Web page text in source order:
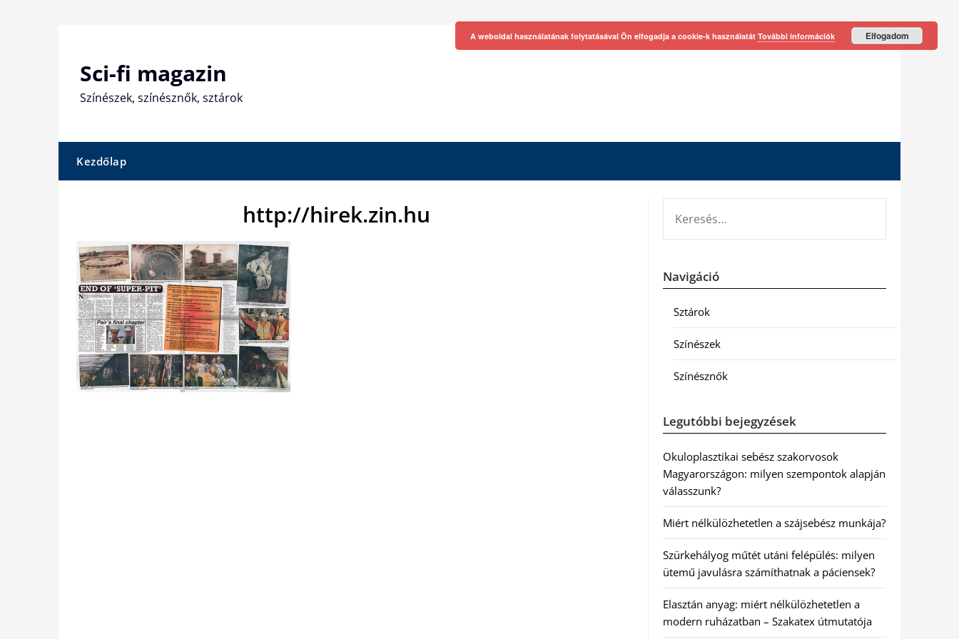
Sci-fi magazin
Színészek, színésznők, sztárok
Kezdőlap
http://hirek.zin.hu
Navigáció
Sztárok
Színészek
Színésznők
Legutóbbi bejegyzések
Okuloplasztikai sebész szakorvosok
Magyarországon: milyen szempontok alapján
válasszunk?
Miért nélkülözhetetlen a szájsebész munkája?
Szürkehályog műtét utáni felépülés: milyen
ütemű javulásra számíthatnak a páciensek?
Elasztán anyag: miért nélkülözhetetlen a
modern ruházatban – Szakatex útmutatója
A weboldal használatának folytatásával Ön elfogadja a cookie-k használatát További információk Elfogadom